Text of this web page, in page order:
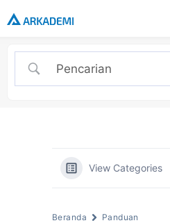
View Categories
Beranda Panduan